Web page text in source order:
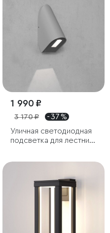
1 990 ₽
3 170 ₽
- 37 %
Уличная светодиодная
подсветка для лестниц